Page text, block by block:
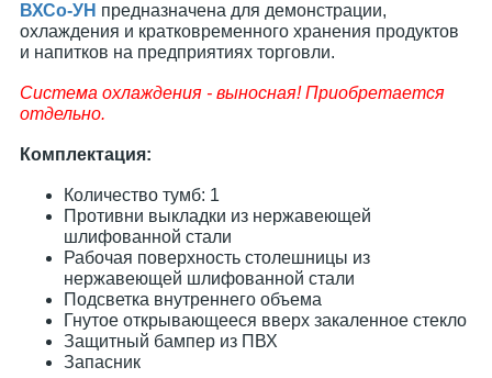
ВХСо-УН предназначена для демонстрации,
охлаждения и кратковременного хранения продуктов
и напитков на предприятиях торговли.
Система охлаждения - выносная! Приобретается
отдельно.
Комплектация:
Количество тумб: 1
Противни выкладки из нержавеющей
шлифованной стали
Рабочая поверхность столешницы из
нержавеющей шлифованной стали
Подсветка внутреннего объема
Гнутое открывающееся вверх закаленное стекло
Защитный бампер из ПВХ
Запасник